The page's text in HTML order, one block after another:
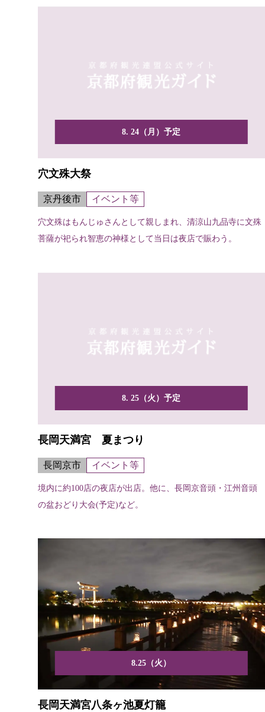
8. 24（月）予定
穴文殊大祭
京丹後市 イベント等
穴文殊はもんじゅさんとして親しまれ、清涼山九品寺に文殊
菩薩が祀られ智恵の神様として当日は夜店で賑わう。
8. 25（火）予定
長岡天満宮 夏まつり
長岡京市 イベント等
境内に約100店の夜店が出店。他に、長岡京音頭・江州音頭
の盆おどり大会(予定)など。
8.25（火）
長岡天満宮八条ヶ池夏灯籠